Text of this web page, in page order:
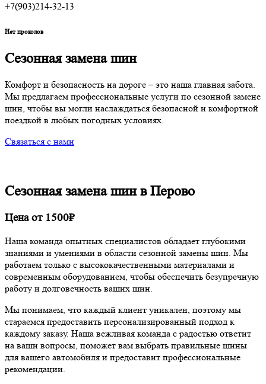
+7(903)214-32-13
Нет проколов
Сезонная замена шин
Комфорт и безопасность на дороге – это наша главная забота.
Мы предлагаем профессиональные услуги по сезонной замене
шин, чтобы вы могли наслаждаться безопасной и комфортной
поездкой в любых погодных условиях.
Связаться с нами
Сезонная замена шинв Перово
Цена от 1500₽
Наша команда опытных специалистов обладает глубокими
знаниями и умениями в области сезонной замены шин. Мы
работаем только с высококачественными материалами и
современным оборудованием, чтобы обеспечить безупречную
работу и долговечность ваших шин.
Мы понимаем, что каждый клиент уникален, поэтому мы
стараемся предоставить персонализированный подход к
каждому заказу. Наша вежливая команда с радостью ответит
на ваши вопросы, поможет вам выбрать правильные шины
для вашего автомобиля и предоставит профессиональные
рекомендации.